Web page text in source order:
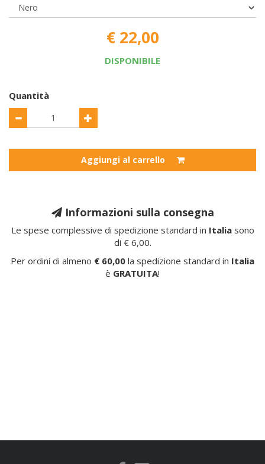
€ 22,00
DISPONIBILE
Quantità
Aggiungi al carrello
Informazioni sulla consegna
Le spese complessive di spedizione standard in Italiasono
di € 6,00.
Per ordini di almeno € 60,00 la spedizione standard in Italia
è GRATUITA!